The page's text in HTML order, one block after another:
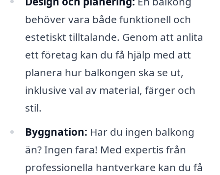
behöver vara både funktionell och
estetiskt tilltalande. Genom att anlita
ett företag kan du få hjälp med att
planera hur balkongen ska se ut,
inklusive val av material, färger och
stil.
Byggnation: Har du ingen balkong
än? Ingen fara! Med expertis från
professionella hantverkare kan du få